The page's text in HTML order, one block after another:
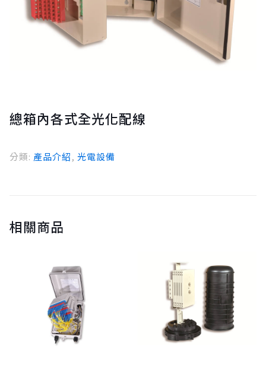
總箱內各式全光化配線
分類: 產品介紹, 光電設備
相關商品